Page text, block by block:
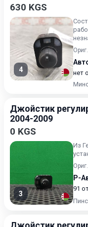
630 KGS
4
нет
Джойстик
2004-2009
0 KGS
3
Из
Р-
91